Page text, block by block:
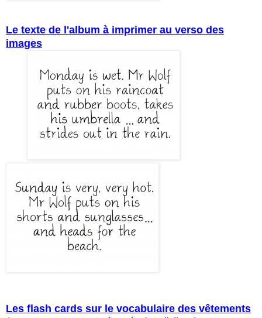
Le texte de l'album à imprimer au verso des
images
Les flash cards sur le vocabulaire des vêtements